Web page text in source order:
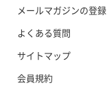
メールマガジンの登録
よくある質問
サイトマップ
会員規約